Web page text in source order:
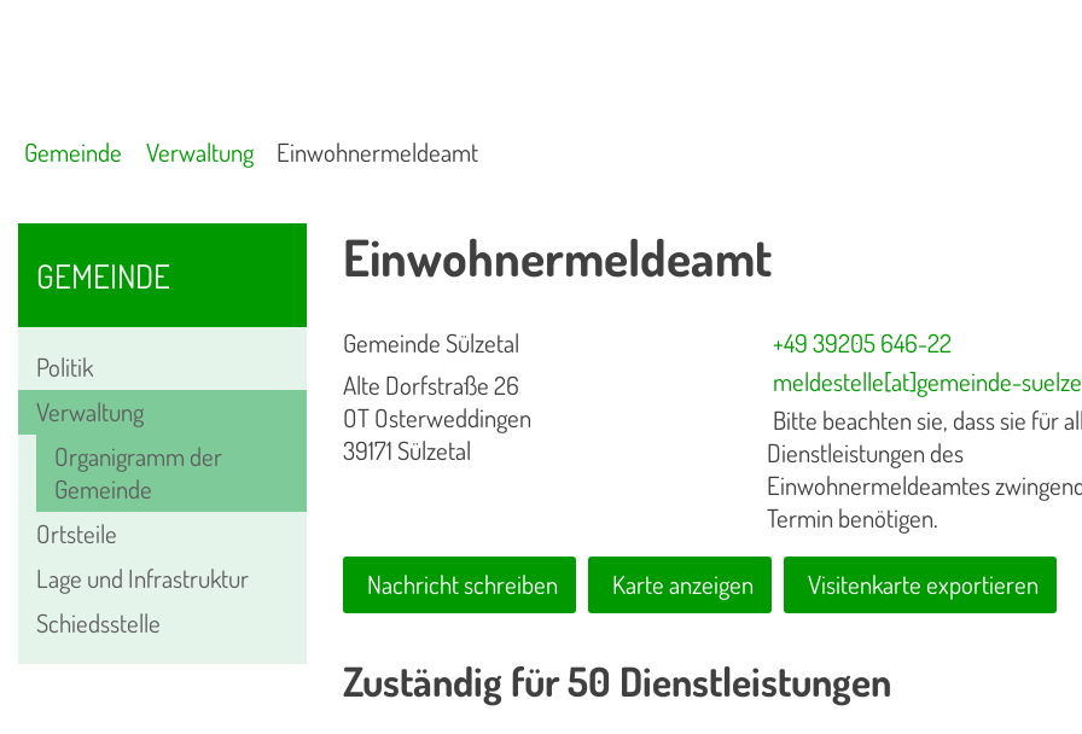
Gemeinde Verwaltung Einwohnermeldeamt
GEMEINDE
Politik
Verwaltung
Organigramm der
Gemeinde
Ortsteile
Lage und Infrastruktur
Schiedsstelle
Einwohnermeldeamt
Gemeinde Sülzetal
Alte Dorfstraße 26
OT Osterweddingen
39171 Sülzetal
+49 39205 646-22
meldestelle[at]gemeinde-
Bitte beachten sie, dass sie für
Dienstleistungen des
Einwohnermeldeamtes
Termin benötigen.
Nachricht schreiben Karte anzeigen Visitenkarte exportieren
Zuständig für 50 Dienstleistungen